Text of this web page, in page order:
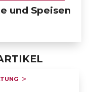
und Speisen